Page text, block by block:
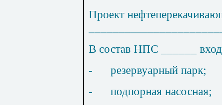
Проект
В состав НПС ______
-
резервуарный парк;
-
подпорная насосная;